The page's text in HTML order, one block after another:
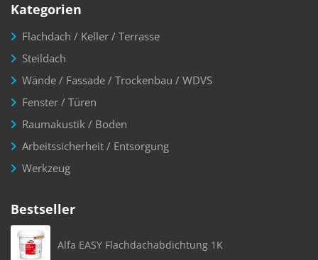
Kategorien
Flachdach / Keller / Terrasse
Steildach
Wände / Fassade / Trockenbau / WDVS
Fenster / Türen
Raumakustik / Boden
Arbeitssicherheit / Entsorgung
Werkzeug
Bestseller
Alfa EASY Flachdachabdichtung 1K